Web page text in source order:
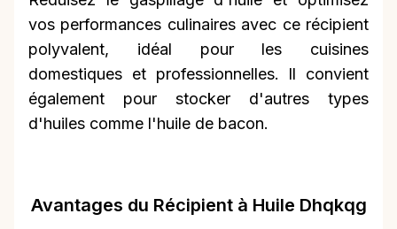
vos performances culinaires avec ce récipient
polyvalent, idéal pour les cuisines
domestiques et professionnelles. Il convient
également pour stocker d'autres types
d'huiles comme l'huile de bacon.
Avantages du Récipient à Huile Dhqkqg